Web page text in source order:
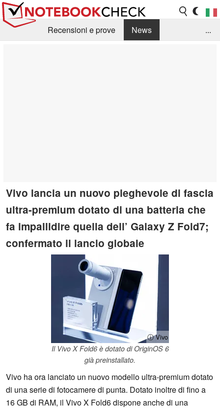
Recensioni e prove
News
...
Vivo lancia un nuovo pieghevole di fascia
ultra-premium dotato di una batteria che
fa impallidire quella dell’ Galaxy Z Fold7;
confermato il lancio globale
ⓘ Vivo
Il Vivo X Fold6 è dotato di OriginOS 6
già preinstallato.
Vivo ha ora lanciato un nuovo modello ultra-premium dotato
di una serie di fotocamere di punta. Dotato inoltre di fino a
16 GB di RAM, il Vivo X Fold6 dispone anche di una